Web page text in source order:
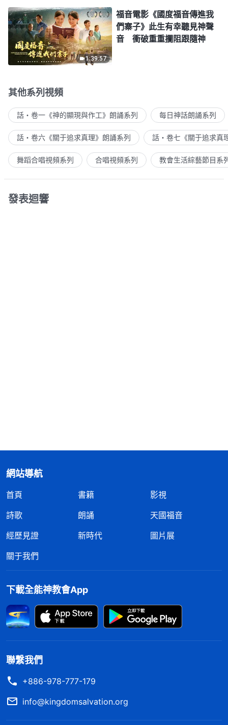
1:39:57
福音電影《國度福音傳進我
們寨子》此生有幸聽見神聲
音 衝破重重攔阻跟隨神
其他系列視頻
話・卷一《神的顯現與作工》朗誦系列 每日神話朗誦系列
話・卷六《關于追求真理》朗誦系列 話・卷七《關于追求真
舞蹈合唱視頻系列 合唱視頻系列 教會生活綜藝節目系
發表迴響
網站導航
首頁 書籍
影視
詩歌
朗誦
天國福音
經歷見證
新時代
圖片展
關于我們
下載全能神教會App
聯繫我們
+886-978-777-179
info@kingdomsalvation.org